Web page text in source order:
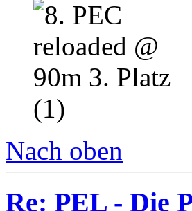
Nach oben
Re: PEL - Die